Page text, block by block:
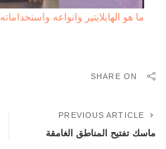
ما هو الهايلايتير وانواعه واستخداماته
SHARE ON
PREVIOUS ARTICLE
ماسك تفتيح المناطق الغامقة